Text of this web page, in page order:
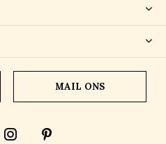
MAIL ONS